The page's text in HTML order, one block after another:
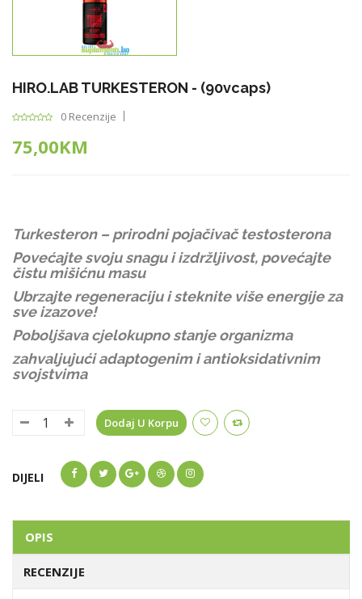
HIRO.LAB TURKESTERON - (90vcaps)
0 Recenzije
75,00KM
Turkesteron – prirodni pojačivač testosterona
Povećajte svoju snagu i izdržljivost, povećajte
čistu mišićnu masu
Ubrzajte regeneraciju i steknite više energije za
sveizazove!
Poboljšava cjelokupno stanje organizma
zahvaljujući adaptogenim i antioksidativnim
svojstvima
Dodaj U Korpu
DIJELI
OPIS
RECENZIJE